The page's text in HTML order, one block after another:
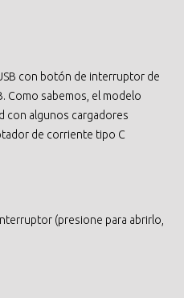
con botón de interruptor de
Como sabemos, el modelo
con algunos cargadores
de corriente tipo C
(presione para abrirlo,